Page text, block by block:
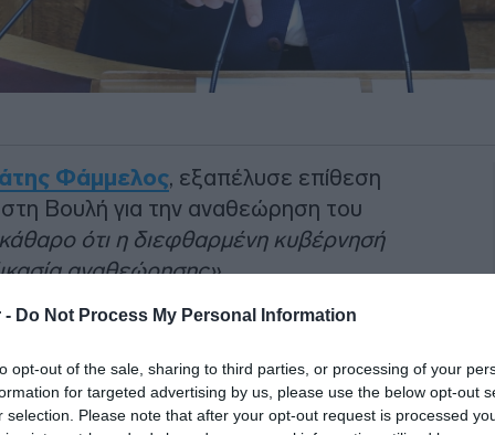
- Do Not Process My Personal Information
opt-out of the sale, sharing to third parties, or processing of your
for targeted advertising by us, please use the below opt-out
selection. Please note that after your opt-out request is processed
Φάμμελος, εξαπέλυσε επίθεση
Βουλή για την αναθεώρηση του
ότι η διεφθαρμένη κυβέρνησή
αναθεώρησης».
του Σωκράτη Φάμμελου